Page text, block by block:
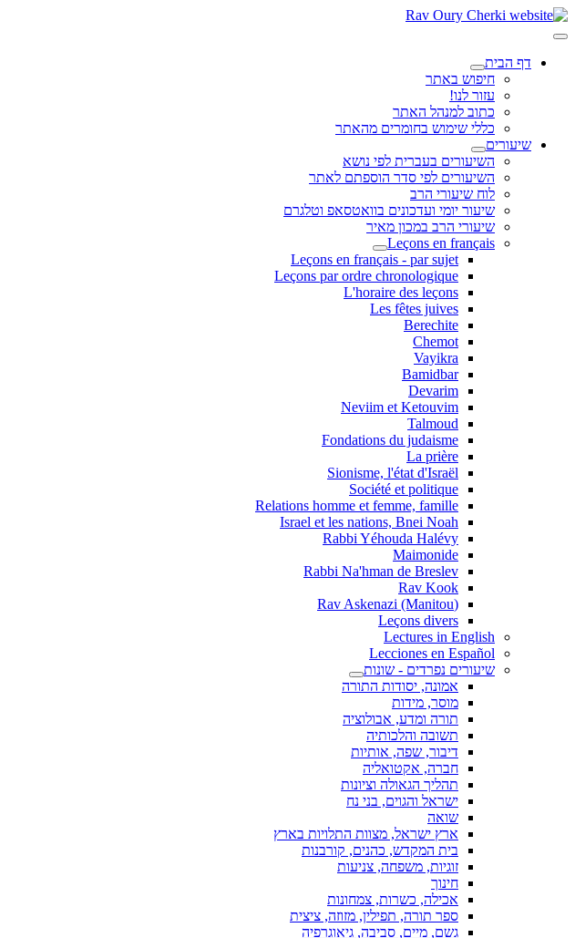
דף הבית
חיפוש באתר
עזור לנו!
כתוב למנהל האתר
כללי שימוש בחומרים מהאתר
שיעורים
השיעורים בעברית לפי נושא
השיעורים לפי סדר הוספתם לאתר
לוח שיעורי הרב
שיעור יומי ועדכונים בוואטסאפ וטלגרם
שיעורי הרב במכון מאיר
Leçons en français
Leçons en français - par sujet
Leçons par ordre chronologique
L'horaire des leçons
Les fêtes juives
Berechite
Chemot
Vayikra
Bamidbar
Devarim
Neviim et Ketouvim
Talmoud
Fondations du judaisme
La prière
Sionisme, l'état d'Israël
Société et politique
Relations homme et femme, famille
Israel et les nations, Bnei Noah
Rabbi Yéhouda Halévy
Maimonide
Rabbi Na'hman de Breslev
Rav Kook
(Rav Askenazi (Manitou
Leçons divers
Lectures in English
Lecciones en Español
שיעורים נפרדים - שונות
אמונה, יסודות התורה
מוסר, מידות
תורה ומדע, אבולוציה
תשובה והלכותיה
דיבור, שפה, אותיות
חברה, אקטואליה
תהליך הגאולה וציונות
ישראל והגוים, בני נח
שואה
ארץ ישראל, מצוות התלויות בארץ
בית המקדש, כהנים, קורבנות
זוגיות, משפחה, צניעות
חינוך
אכילה, כשרות, צמחונות
ספר תורה, תפילין, מזוזה, ציצית
גשם, מיים, סביבה, גיאוגרפיה